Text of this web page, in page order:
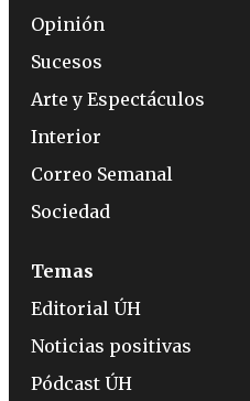
Opinión
Sucesos
Arte y Espectáculos
Interior
Correo Semanal
Sociedad
Temas
Editorial ÚH
Noticias positivas
Pódcast ÚH